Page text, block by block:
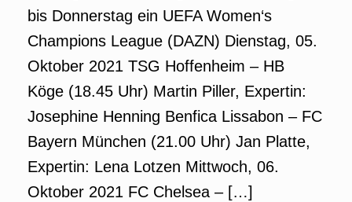
bis Donnerstag ein UEFA Women‘s
Champions League (DAZN) Dienstag, 05.
Oktober 2021 TSG Hoffenheim – HB
Köge (18.45 Uhr) Martin Piller, Expertin:
Josephine Henning Benfica Lissabon – FC
Bayern München (21.00 Uhr) Jan Platte,
Expertin: Lena Lotzen Mittwoch, 06.
Oktober 2021 FC Chelsea – […]